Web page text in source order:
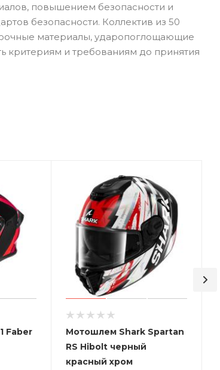
повышением безопасности и
безопасности. Коллектив из 50
материалы, ударопоглощающие
критериям и требованиям до принятия
Faber
Мотошлем Shark Spartan
RS Hibolt черный
красный хром